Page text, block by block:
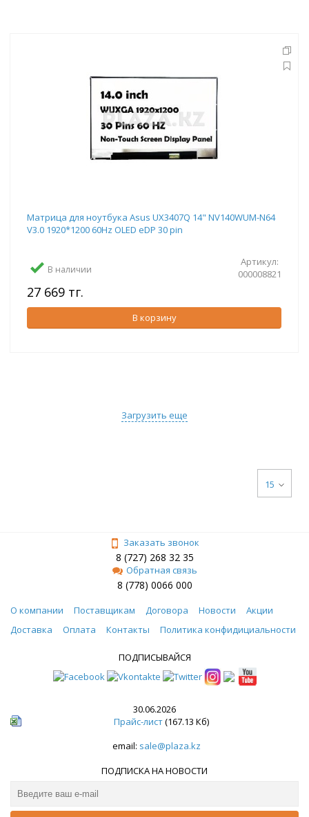
Матрица для ноутбука Asus UX3407Q 14" NV140WUM-N64
V3.0 1920*1200 60Hz OLED eDP 30 pin
В наличии
Артикул:
000008821
27 669 тг.
В корзину
Загрузить еще
15
Заказать звонок
8 (727) 268 32 35
Обратная связь
8 (778) 0066 000
О компании Поставщикам Договора Новости
Акции
Доставка
Оплата Контакты Политика конфидициальности
ПОДПИСЫВАЙСЯ
30.06.2026
Прайс-лист(167.13 Кб)
email: sale@plaza.kz
ПОДПИСКА НА НОВОСТИ